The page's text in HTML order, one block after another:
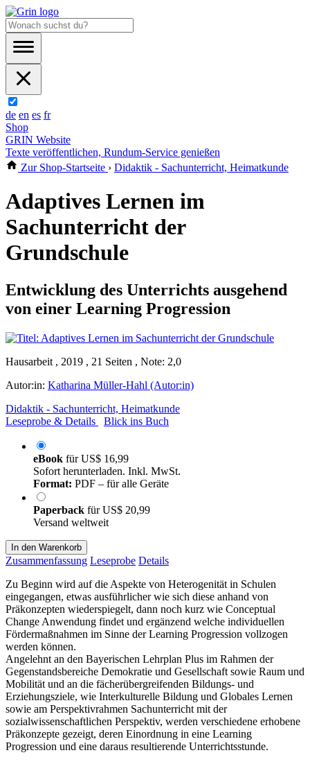
de en es fr
Shop
GRIN Website
Texte veröffentlichen, Rundum-Service genießen
Zur Shop-Startseite › Didaktik - Sachunterricht, Heimatkunde
Adaptives Lernen im
Sachunterricht der
Grundschule
Entwicklung des Unterrichts ausgehend
von einer Learning Progression
Hausarbeit , 2019 , 21 Seiten , Note: 2,0
Autor:in: Katharina Müller-Hahl (Autor:in)
Didaktik - Sachunterricht, Heimatkunde
Leseprobe & Details
Blick ins Buch
eBook fürUS$ 16,99
Sofort herunterladen. Inkl. MwSt.
Format: PDF – für alle Geräte
Paperback fürUS$ 20,99
Versand weltweit
In den Warenkorb
Zusammenfassung Leseprobe Details
Zu Beginn wird auf die Aspekte von Heterogenität in Schulen
eingegangen, etwas ausführlicher wie sich diese anhand von
Präkonzepten wiederspiegelt, dann noch kurz wie Conceptual
Change Anwendung findet und ergänzend welche individuellen
Fördermaßnahmen im Sinne der Learning Progression vollzogen
werden können.
Angelehnt an den Bayerischen Lehrplan Plus im Rahmen der
Gegenstandsbereiche Demokratie und Gesellschaft sowie Raum und
Mobilität und an die fächerübergreifenden Bildungs- und
Erziehungsziele, wie Interkulturelle Bildung und Globales Lernen
sowie am Perspektivrahmen Sachunterricht mit der
sozialwissenschaftlichen Perspektiv, werden verschiedene erhobene
Präkonzepte gezeigt, deren Einordnung in eine Learning
Progression und eine daraus resultierende Unterrichtsstunde.